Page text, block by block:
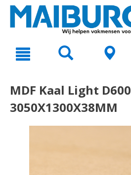
text.skipToNavigation
MDF Kaal Light D600
3050X1300X38MM